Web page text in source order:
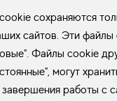
сохраняются
сайтов. Эти файлы
Файлы cookie
могут
работы с